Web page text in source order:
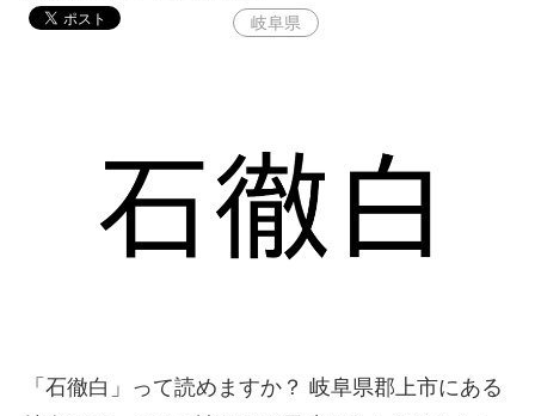
岐阜県
「石徹白」って読めますか？ 岐阜県郡上市にある